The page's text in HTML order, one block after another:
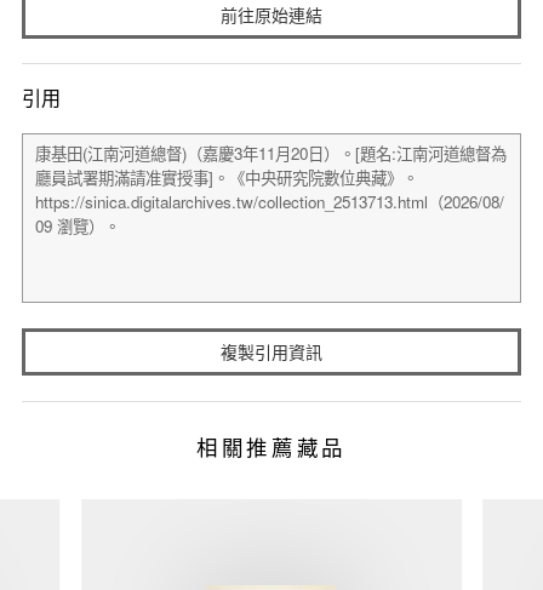
前往原始連結
引用
複製引用資訊
相關推薦藏品